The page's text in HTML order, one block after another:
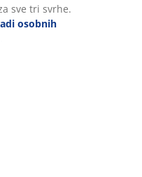
sve tri svrhe.
osobnih